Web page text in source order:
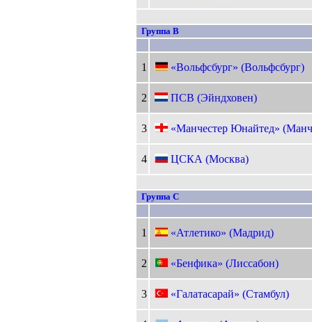
Группа B
1 «Вольфсбург» (Вольфсбург)
2 ПСВ (Эйндховен)
3 «Манчестер Юнайтед»
4 ЦСКА (Москва)
Группа C
1 «Атлетико» (Мадрид)
2 «Бенфика» (Лиссабон)
3 «Галатасарай» (Стамбул)